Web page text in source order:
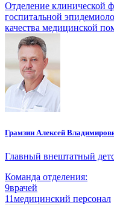
Отделение клинической
госпитальной
качества медицинской
Грамзин Алексей
Главный внештатный
Команда отделения:
9врачей
11медицинский персонал